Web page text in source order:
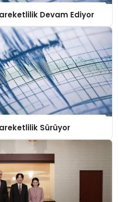
Devam Ediyor
Sürüyor